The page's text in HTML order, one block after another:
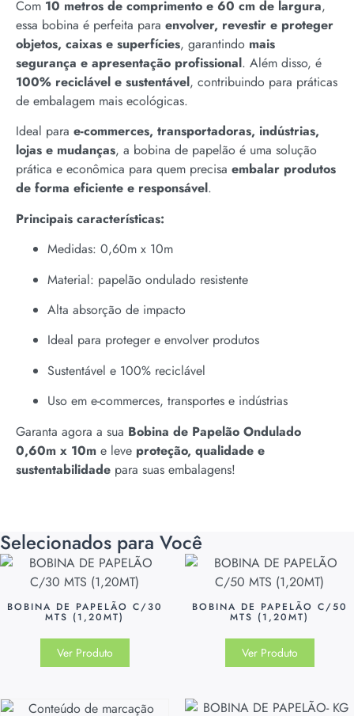
Com 10 metros de comprimento e 60 cm de largura,
essa bobina é perfeita para envolver, revestir e proteger
objetos, caixas e superfícies, garantindo mais
segurança e apresentação profissional. Além disso, é
100% reciclável e sustentável, contribuindo para práticas
de embalagem mais ecológicas.
Ideal para e-commerces, transportadoras, indústrias,
lojas e mudanças, a bobina de papelão é uma solução
prática e econômica para quem precisa embalar produtos
de forma eficiente e responsável.
Principais características:
Medidas: 0,60m x 10m
Material: papelão ondulado resistente
Alta absorção de impacto
Ideal para proteger e envolver produtos
Sustentável e 100% reciclável
Uso em e-commerces, transportes e indústrias
Garanta agora a sua Bobina de Papelão Ondulado
0,60m x 10m e leve proteção, qualidade e
sustentabilidade para suas embalagens!
Selecionados para Você
BOBINA DE PAPELÃO C/30
MTS (1,20MT)
Ver Produto
BOBINA DE PAPELÃO C/50
MTS (1,20MT)
Ver Produto